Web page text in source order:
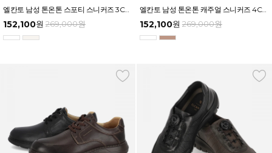
엘칸토 남성 톤온톤 스포티 스니커즈 3CM LCMS85U613
152,100원 269,000원
엘칸토 남성 톤온톤 캐주얼 스니커즈 4CM LCMS84U613
152,100원 269,000원